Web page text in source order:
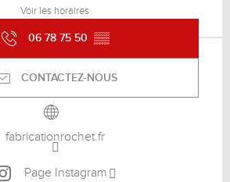
Voir les horaires
06 78 75 50 ▒▒
CONTACTEZ-NOUS
fabricationrochet.fr
Page Instagram